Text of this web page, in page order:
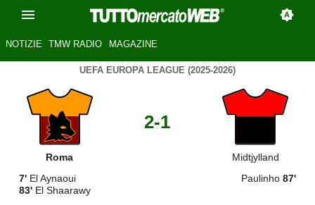
NOTIZIE TMW RADIO MAGAZINE
UEFA EUROPA LEAGUE (2025-2026)
Roma
2-1
Midtjylland
7' El Aynaoui
83' El Shaarawy
Paulinho 87'